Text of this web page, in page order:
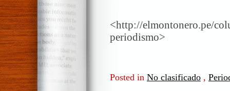
<http://elmontonero.pe/
periodismo>
Posted in No clasificado ,